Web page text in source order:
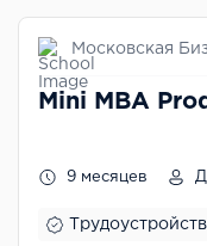
Mini MBA
9 месяцев